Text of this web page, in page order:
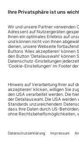
1.1. – 9.45 Uhr
Opening Gala der
Musikalische
Hancock.
Das
Live aus dem Teatro...
... und auf dem Atem: